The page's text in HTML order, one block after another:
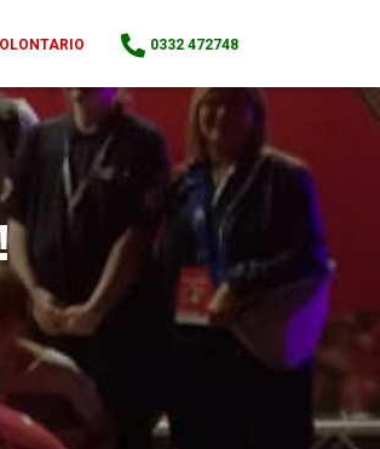
0332 472748